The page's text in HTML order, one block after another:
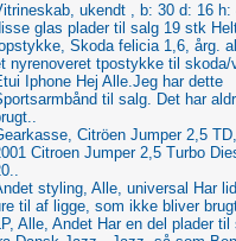
ukendt , b: 30 d: 16 h:
glas plader til salg 19 stk
Skoda felicia 1,6, årg.
nyrenoveret tpostykke til skoda/
Iphone Hej Alle.Jeg har dette
til salg. Det har
Citröen Jumper 2,5
Citroen Jumper 2,5 Turbo
styling, Alle, universal Har
til af ligge, som ikke bliver
Alle, Andet Har en del plader